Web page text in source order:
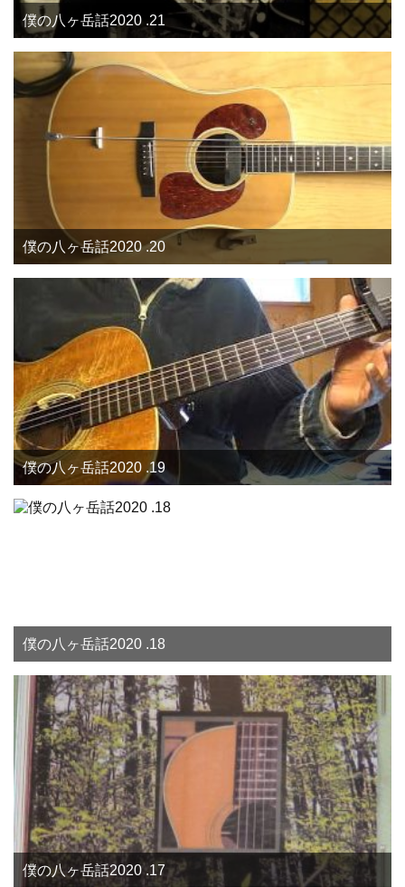
僕の八ヶ岳話2020 .21
僕の八ヶ岳話2020 .20
僕の八ヶ岳話2020 .19
僕の八ヶ岳話2020 .18
僕の八ヶ岳話2020 .17